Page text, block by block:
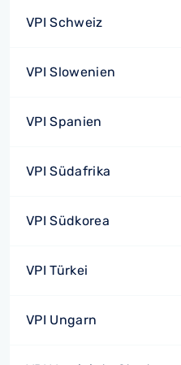
VPI Schweiz
VPI Slowenien
VPI Spanien
VPI Südafrika
VPI Südkorea
VPI Türkei
VPI Ungarn